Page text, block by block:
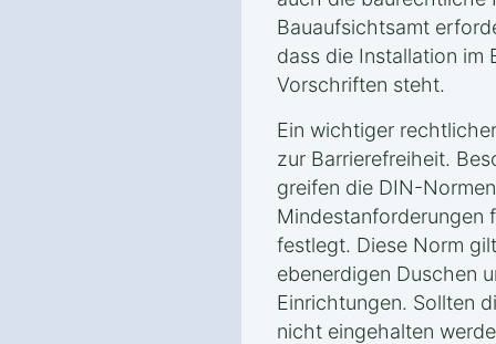
Bauaufsichtsamt
dass die Installation im
Vorschriften steht.
Ein wichtiger
zur Barrierefreiheit.
greifen die DIN-
Mindestanforderungen
festlegt. Diese Norm
ebenerdigen Duschen
Einrichtungen. Sollten
nicht eingehalten